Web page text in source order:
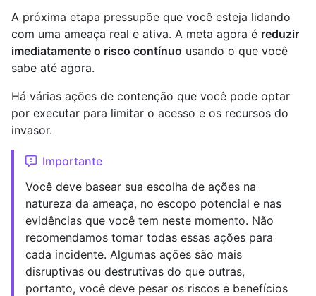
A próxima etapa pressupõe que você esteja lidando
com uma ameaça real e ativa. A meta agora é reduzir
imediatamente o risco contínuo usando o que você
sabe até agora.
Há várias ações de contenção que você pode optar
por executar para limitar o acesso e os recursos do
invasor.
Importante
Você deve basear sua escolha de ações na
natureza da ameaça, no escopo potencial e nas
evidências que você tem neste momento. Não
recomendamos tomar todas essas ações para
cada incidente. Algumas ações são mais
disruptivas ou destrutivas do que outras,
portanto, você deve pesar os riscos e benefícios